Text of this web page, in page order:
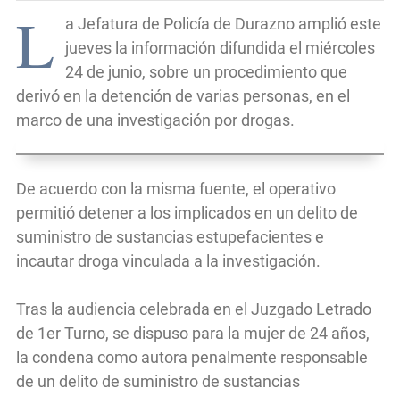
L
a Jefatura de Policía de Durazno amplió este
jueves la información difundida el miércoles
24 de junio, sobre un procedimiento que
derivó en la detención de varias personas, en el
marco de una investigación por drogas.
De acuerdo con la misma fuente, el operativo
permitió detener a los implicados en un delito de
suministro de sustancias estupefacientes e
incautar droga vinculada a la investigación.
Tras la audiencia celebrada en el Juzgado Letrado
de 1er Turno, se dispuso para la mujer de 24 años,
la condena como autora penalmente responsable
de un delito de suministro de sustancias